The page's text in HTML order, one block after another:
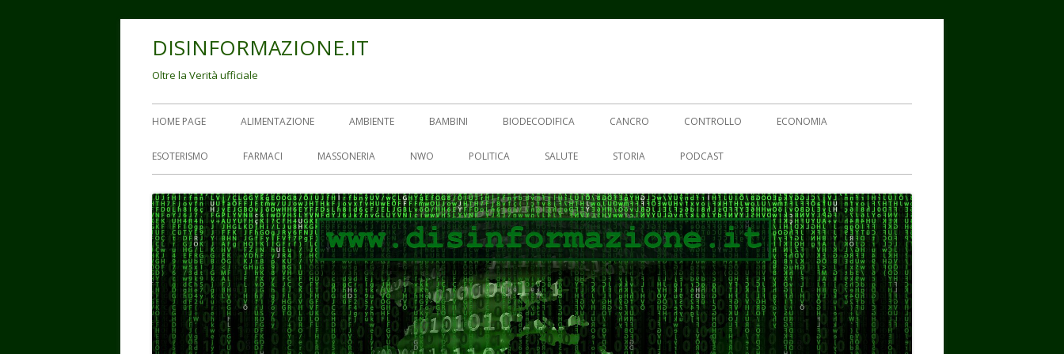
DISINFORMAZIONE.IT
Oltre la Verità ufficiale
Menu
principale
HOME PAGE ALIMENTAZIONE AMBIENTE BAMBINI BIODECODIFICA CANCRO CONTROLLO ECONOMIA
ESOTERISMO FARMACI MASSONERIA NWO POLITICA SALUTE STORIA PODCAST